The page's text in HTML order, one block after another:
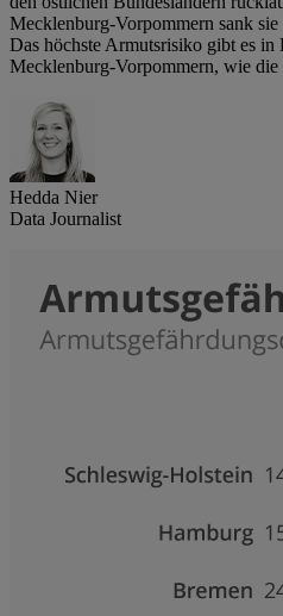
Mecklenburg-Vorpommern sank
Das höchste Armutsrisiko gibt es
Mecklenburg-Vorpommern, wie
Hedda Nier
Data Journalist